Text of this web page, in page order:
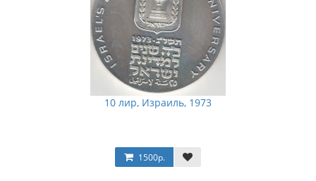
10 лир, Израиль, 1973
1500р.